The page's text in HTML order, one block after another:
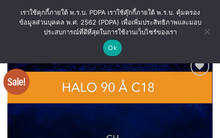
Sale!
wishlist
เราใช้คุกกี้ภายใต้ พ.ร.บ. PDPA เราใช้คุ๊กกี้ภายใต้ พ.ร.บ. คุ้มครอง
ข้อมูลส่วนบุคคล พ.ศ. 2562 (PDPA) เพื่อเพิ่มประสิทธิภาพและมอบ
ประสบการณ์ที่ดีที่สุดในการใช้งานเว็บไซร์ของเรา
Ok